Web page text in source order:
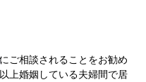
にご相談されることをお勧め
上婚姻している夫婦間で居